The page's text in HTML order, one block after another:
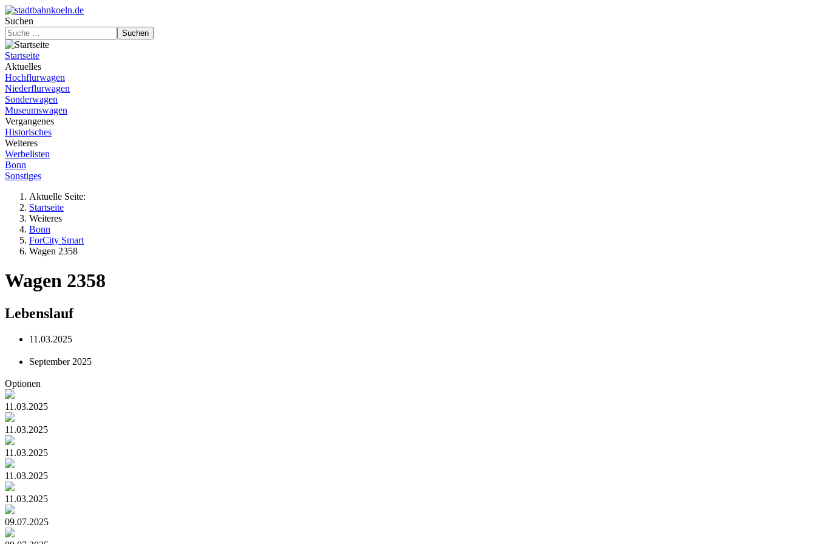
Suchen
Suchen
Startseite
Aktuelles
Hochflurwagen
Niederflurwagen
Sonderwagen
Museumswagen
Vergangenes
Historisches
Weiteres
Werbelisten
Bonn
Sonstiges
Aktuelle Seite:
Startseite
Weiteres
Bonn
ForCity Smart
Wagen 2358
Wagen 2358
Lebenslauf
11.03.2025
September 2025
Optionen
11.03.2025
11.03.2025
11.03.2025
11.03.2025
11.03.2025
09.07.2025